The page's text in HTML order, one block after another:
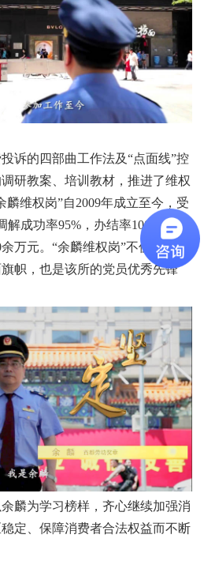
诉的四部曲工作法及“点面线”控
研教案、培训教材，推进了维权
麟维权岗”自2009年成立至今，受
解成功率95%，办结率100%，为
万元。“余麟维权岗”不仅是王府
帜，也是该所的党员优秀先锋
麟为学习榜样，齐心继续加强消
定、保障消费者合法权益而不断